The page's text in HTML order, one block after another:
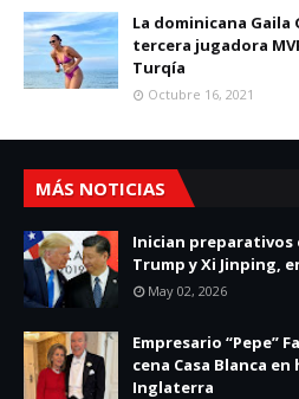
La dominicana Gaila
tercera jugadora
Turqía
Octubre 16, 2021
MÁS NOTICIAS
Inician
Trump y Xi Jinping,
May 02, 2026
Empresario “Pepe”
cena Casa Blanca
Inglaterra